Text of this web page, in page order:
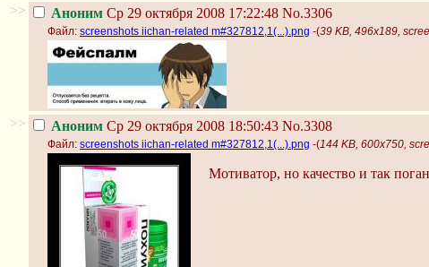
>> Аноним Ср 29 октября 2008 17:22:48 No.3306
Файл: screenshots iichan-related m#327812,1(...).png -(39 KB, 496x189,
>> Аноним Ср 29 октября 2008 18:50:43 No.3308
Файл: screenshots iichan-related m#327812,1(...).png -(144 KB, 600x750,
Мотиватор, но качество и так